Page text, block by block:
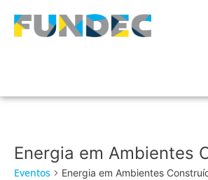
Energia em Ambientes
Eventos Energia em Ambientes